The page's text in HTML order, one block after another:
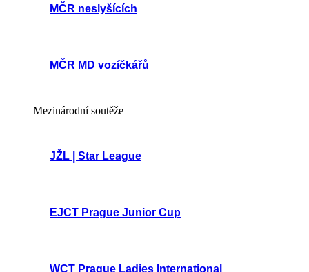
MČR neslyšících
MČR MD vozíčkářů
Mezinárodní soutěže
JŽL | Star League
EJCT Prague Junior Cup
WCT Prague Ladies International